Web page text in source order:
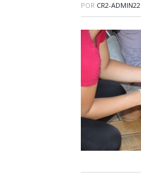
POR CR2-ADMIN22